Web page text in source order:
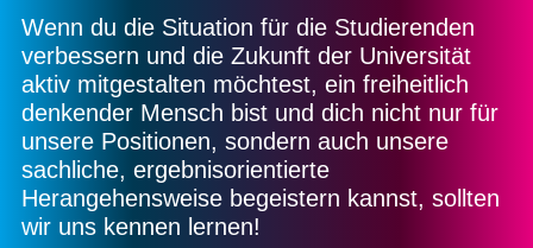
Wenn du die Situation für die Studierenden
verbessern und die Zukunft der Universität
aktiv mitgestalten möchtest, ein freiheitlich
denkender Mensch bist und dich nicht nur für
unsere Positionen, sondern auch unsere
sachliche, ergebnisorientierte
Herangehensweise begeistern kannst, sollten
wir uns kennen lernen!